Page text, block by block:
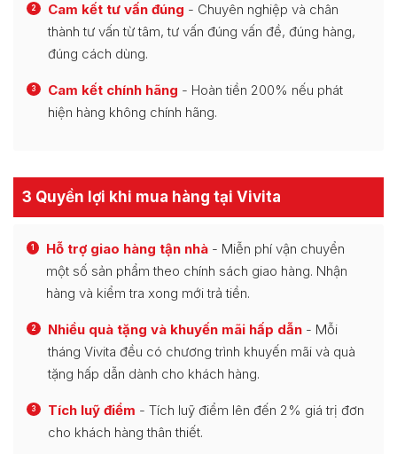
2 Cam kết tư vấn đúng - Chuyên nghiệp và chân
thành tư vấn từ tâm, tư vấn đúng vấn đề, đúng hàng,
đúng cách dùng.
3 Cam kết chính hãng - Hoàn tiền 200% nếu phát
hiện hàng không chính hãng.
3 Quyền lợi khi mua hàng tại Vivita
1 Hỗ trợ giao hàng tận nhà - Miễn phí vận chuyển
một số sản phẩm theo chính sách giao hàng. Nhận
hàng và kiểm tra xong mới trả tiền.
2 Nhiều quà tặng và khuyến mãi hấp dẫn - Mỗi
tháng Vivita đều có chương trình khuyến mãi và quà
tặng hấp dẫn dành cho khách hàng.
3 Tích luỹ điểm - Tích luỹ điểm lên đến 2% giá trị đơn
cho khách hàng thân thiết.